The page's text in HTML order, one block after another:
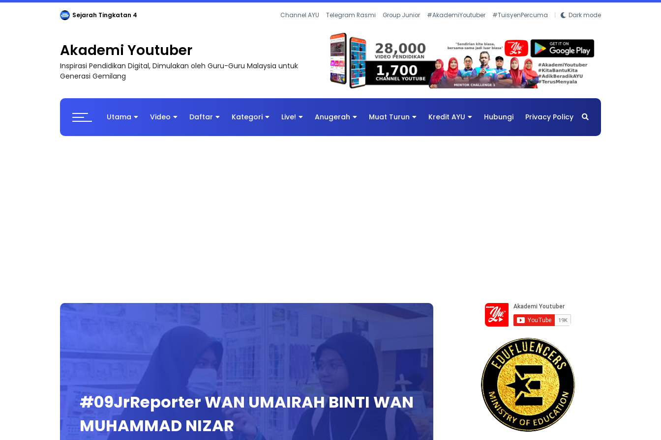
Sejarah Tingkatan 4 Channel AYU Telegram Rasmi Group Junior #AkademiYoutuber #TuisyenPercuma Dark mode
Akademi Youtuber
Inspirasi Pendidikan Digital, Dimulakan oleh Guru-Guru Malaysia untuk
Generasi Gemilang
Utama Video Daftar Kategori Live! Anugerah Muat Turun Kredit AYU Hubungi Privacy Policy
#09JrReporter WAN UMAIRAH BINTI WAN
MUHAMMAD NIZAR